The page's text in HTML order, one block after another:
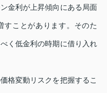
金利が上昇傾向にある局面
すことがあります。そのた
く低金利の時期に借り入れ
格変動リスクを把握するこ